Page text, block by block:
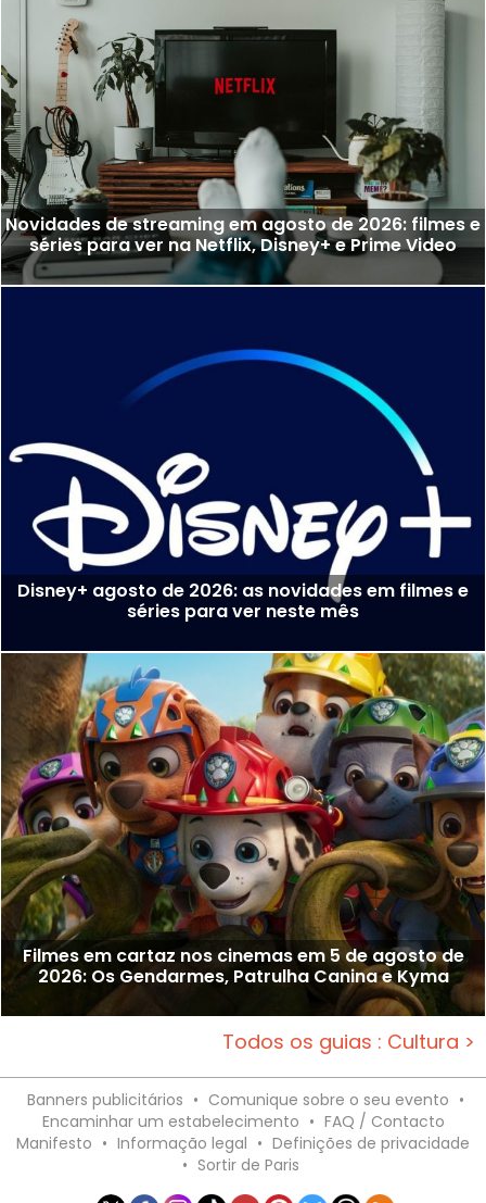
Novidades de streaming em agosto de 2026: filmes e
séries para ver na Netflix, Disney+ e Prime Video
Disney+ agosto de 2026: as novidades em filmes e
séries para ver neste mês
Filmes em cartaz nos cinemas em 5 de agosto de
2026: Os Gendarmes, Patrulha Canina e Kyma
Todos os guias : Cultura >
Banners publicitários • Comunique sobre o seu evento •
Encaminhar um estabelecimento • FAQ / Contacto
Manifesto • Informação legal • Definições de privacidade
• Sortir de Paris